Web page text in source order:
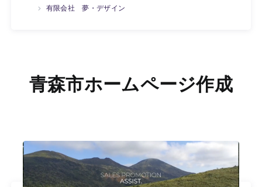
有限会社 夢・デザイン
青森市ホームページ作成